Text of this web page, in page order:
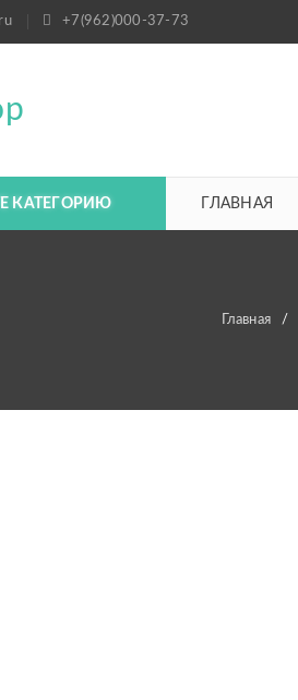
+7(962)000-37-73
КАТЕГОРИЮ ГЛАВНАЯ
Главная /